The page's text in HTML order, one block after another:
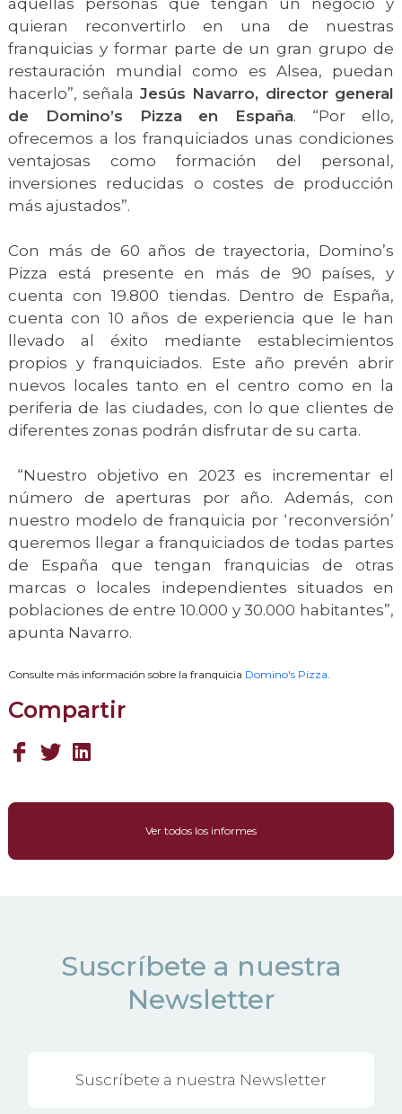
quieran reconvertirlo en una de nuestras
franquicias y formar parte de un gran grupo de
restauración mundial como es Alsea, puedan
hacerlo”, señala Jesús Navarro, director general
de Domino’s Pizza en España. “Por ello,
ofrecemos a los franquiciados unas condiciones
ventajosas como formación del personal,
inversiones reducidas o costes de producción
más ajustados”.
Con más de 60 años de trayectoria, Domino’s
Pizza está presente en más de 90 países, y
cuenta con 19.800 tiendas. Dentro de España,
cuenta con 10 años de experiencia que le han
llevado al éxito mediante establecimientos
propios y franquiciados. Este año prevén abrir
nuevos locales tanto en el centro como en la
periferia de las ciudades, con lo que clientes de
diferentes zonas podrán disfrutar de su carta.
“Nuestro objetivo en 2023 es incrementar el
número de aperturas por año. Además, con
nuestro modelo de franquicia por ‘reconversión’
queremos llegar a franquiciados de todas partes
de España que tengan franquicias de otras
marcas o locales independientes situados en
poblaciones de entre 10.000 y 30.000 habitantes”,
apunta Navarro.
Consulte más información sobre la franquicia Domino's Pizza
Compartir
Ver todos los informes
Suscríbete a nuestra
Newsletter